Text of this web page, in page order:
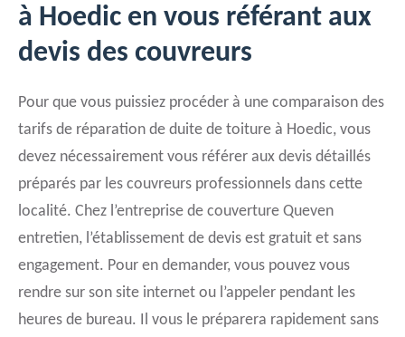
à Hoedic en vous référant aux
devis des couvreurs
Pour que vous puissiez procéder à une comparaison des
tarifs de réparation de duite de toiture à Hoedic, vous
devez nécessairement vous référer aux devis détaillés
préparés par les couvreurs professionnels dans cette
localité. Chez l’entreprise de couverture Queven
entretien, l’établissement de devis est gratuit et sans
engagement. Pour en demander, vous pouvez vous
rendre sur son site internet ou l’appeler pendant les
heures de bureau. Il vous le préparera rapidement sans